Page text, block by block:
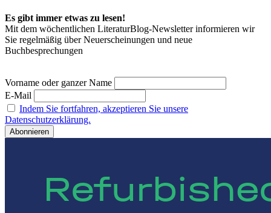
Es gibt immer etwas zu lesen!
Mit dem wöchentlichen LiteraturBlog-Newsletter informieren wir
Sie regelmäßig über Neuerscheinungen und neue
Buchbesprechungen
Vorname oder ganzer Name
E-Mail
Indem Sie fortfahren, akzeptieren Sie unsere
Datenschutzerklärung.